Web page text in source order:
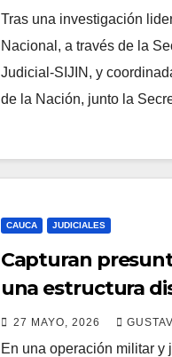
procedimientos
Tras una investigación
Nacional, a través de la
Judicial-SIJIN, y
de la Nación, junto la
CAUCA JUDICIALES
Capturan
una estructura
Farc en el norte
27 MAYO, 2026
En una operación militar y